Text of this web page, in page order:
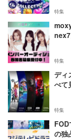
特集
nex7
特集
ディ
べて
特集
の独